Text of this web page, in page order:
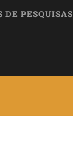
DE PESQUISAS